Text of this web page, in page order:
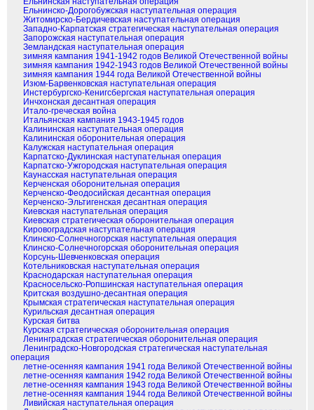
Ельнинско-Дорогобужская наступательная операция
Житомирско-Бердичевская наступательная операция
Западно-Карпатская стратегическая наступательная операция
Запорожская наступательная операция
Земландская наступательная операция
зимняя кампания 1941-1942 годов Великой Отечественной войны
зимняя кампания 1942-1943 годов Великой Отечественной войны
зимняя кампания 1944 года Великой Отечественной войны
Изюм-Барвенковская наступательная операция
Инстербургско-Кенигсбергская наступательная операция
Инчхонская десантная операция
Итало-греческая война
Итальянская кампания 1943-1945 годов
Калининская наступательная операция
Калининская оборонительная операция
Калужская наступательная операция
Карпатско-Дуклинская наступательная операция
Карпатско-Ужгородская наступательная операция
Каунасская наступательная операция
Керченская оборонительная операция
Керченско-Феодосийская десантная операция
Керченско-Эльтигенская десантная операция
Киевская наступательная операция
Киевская стратегическая оборонительная операция
Кировоградская наступательная операция
Клинско-Солнечногорская наступательная операция
Клинско-Солнечногорская оборонительная операция
Корсунь-Шевченковская операция
Котельниковская наступательная операция
Краснодарская наступательная операция
Красносельско-Ропшинская наступательная операция
Критская воздушно-десантная операция
Крымская стратегическая наступательная операция
Курильская десантная операция
Курская битва
Курская стратегическая оборонительная операция
Ленинградская стратегическая оборонительная операция
Ленинградско-Новгородская стратегическая наступательная
операция
летне-осенняя кампания 1941 года Великой Отечественной войны
летне-осенняя кампания 1942 года Великой Отечественной войны
летне-осенняя кампания 1943 года Великой Отечественной войны
летне-осенняя кампания 1944 года Великой Отечественной войны
Ливийская наступательная операция